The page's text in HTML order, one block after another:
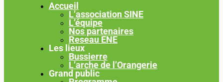
Accueil
L’association SINE
L’équipe
Nos partenaires
Reseau ENE
Les lieux
Bussierre
L’arche de l’Orangerie
Grand public